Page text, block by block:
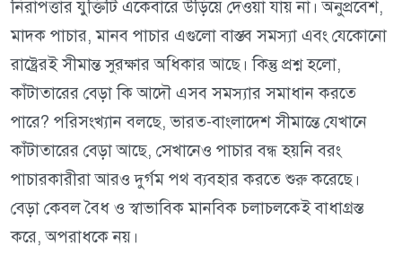
নিরাপত্তার যুক্তিটি একেবারে উড়িয়ে দেওয়া যায় না। অনুপ্রবেশ,
মাদক পাচার, মানব পাচার এগুলো বাস্তব সমস্যা এবং যেকোনো
রাষ্ট্রেরই সীমান্ত সুরক্ষার অধিকার আছে। কিন্তু প্রশ্ন হলো,
কাঁটাতারের বেড়া কি আদৌ এসব সমস্যার সমাধান করতে
পারে? পরিসংখ্যান বলছে, ভারত-বাংলাদেশ সীমান্তে যেখানে
কাঁটাতারের বেড়া আছে, সেখানেও পাচার বন্ধ হয়নি বরং
পাচারকারীরা আরও দুর্গম পথ ব্যবহার করতে শুরু করেছে।
বেড়া কেবল বৈধ ও স্বাভাবিক মানবিক চলাচলকেই বাধাগ্রস্ত
করে, অপরাধকে নয়।